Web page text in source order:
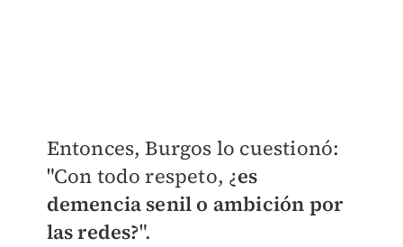
Entonces, Burgos lo cuestionó:
"Con todo respeto, ¿es
demencia senil o ambición por
las redes?".